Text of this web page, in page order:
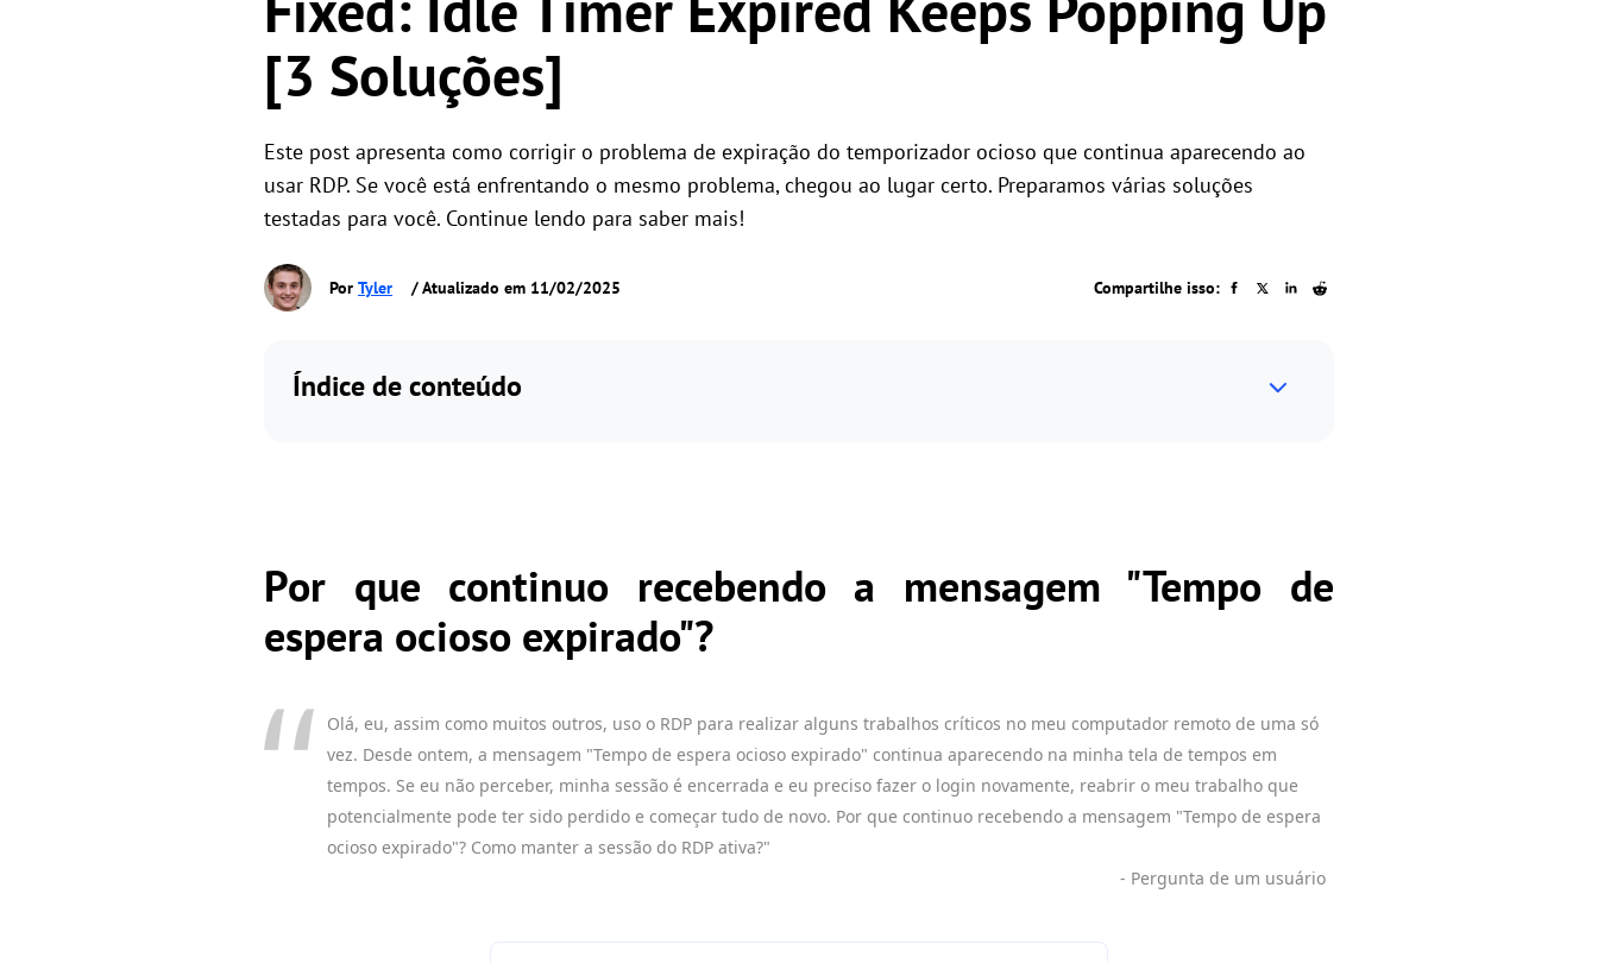
Controle remoto universal
Gerencie o acesso dos usuários com permissões
flexíveis
[3 Soluções]
Este post apresenta como corrigir o problema de expiração do temporizador ocioso que continua aparecendo ao
usar RDP. Se você está enfrentando o mesmo problema, chegou ao lugar certo. Preparamos várias soluções
testadas para você. Continue lendo para saber mais!
Por Tyler / Atualizado em 11/02/2025 Compartilhe isso:
Índice de conteúdo
Por que continuo recebendo a mensagem "Tempo de
espera ocioso expirado"?
Olá, eu, assim como muitos outros, uso o RDP para realizar alguns trabalhos críticos no meu computador remoto de uma só
vez. Desde ontem, a mensagem "Tempo de espera ocioso expirado" continua aparecendo na minha tela de tempos em
tempos. Se eu não perceber, minha sessão é encerrada e eu preciso fazer o login novamente, reabrir o meu trabalho que
potencialmente pode ter sido perdido e começar tudo de novo. Por que continuo recebendo a mensagem "Tempo de espera
ocioso expirado"? Como manter a sessão do RDP ativa?"
- Pergunta de um usuário